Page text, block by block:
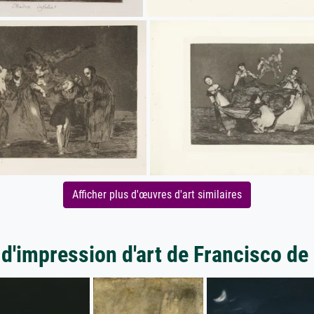
Afficher plus d'œuvres d'art similaires
d'art de Francisco de